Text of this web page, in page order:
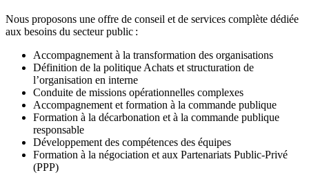
Nous proposons une offre de conseil et de services complète dédiée
aux besoins du secteur public :
Accompagnement à la transformation des organisations
Définition de la politique Achats et structuration de
l’organisation en interne
Conduite de missions opérationnelles complexes
Accompagnement et formation à la commande publique
Formation à la décarbonation et à la commande publique
responsable
Développement des compétences des équipes
Formation à la négociation et aux Partenariats Public-Privé
(PPP)